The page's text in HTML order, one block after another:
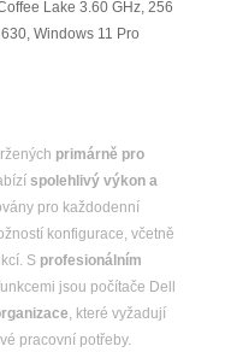
Lake 3.60 GHz, 256
Windows 11 Pro
primárně pro
spolehlivý výkon a
pro každodenní
konfigurace, včetně
S profesionálním
jsou počítače Dell
, které vyžadují
pracovní potřeby.